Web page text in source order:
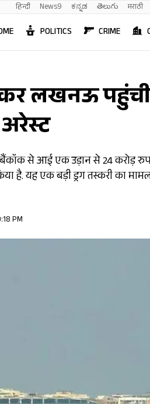
हिन्दी News9 ಕನ್ನಡ తెలుగు मराठी
POLITICS CRIME
लखनऊ पहुंची
बैंकॉक से आई एक उड़ान से 24 करोड़
है. यह एक बड़ी ड्रग तस्करी का
PM